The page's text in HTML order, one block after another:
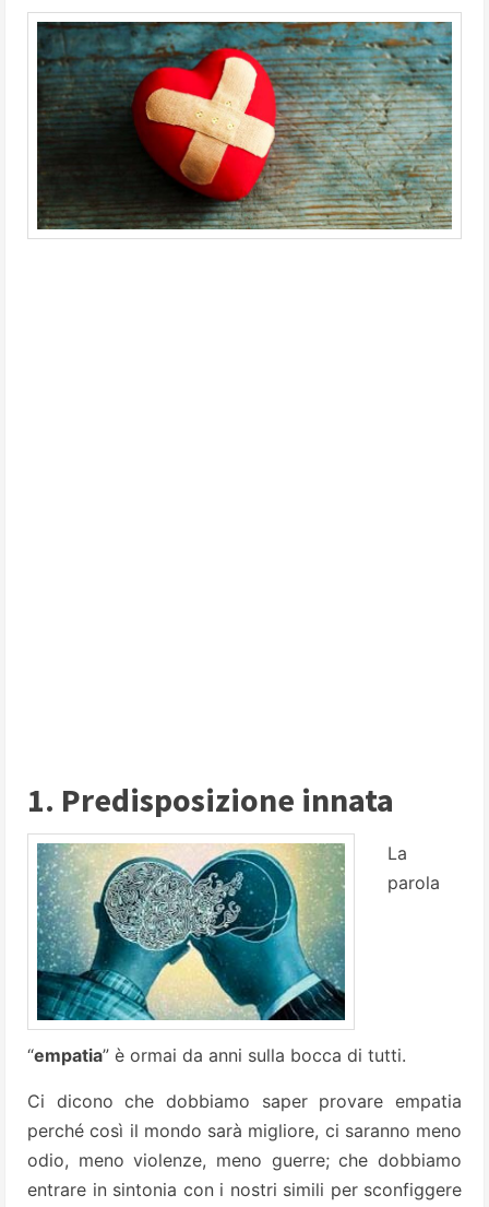
1. Predisposizione innata
La
parola
“empatia” è ormai da anni sulla bocca di tutti.
Ci dicono che dobbiamo saper provare empatia
perché così il mondo sarà migliore, ci saranno meno
odio, meno violenze, meno guerre; che dobbiamo
entrare in sintonia con i nostri simili per sconfiggere